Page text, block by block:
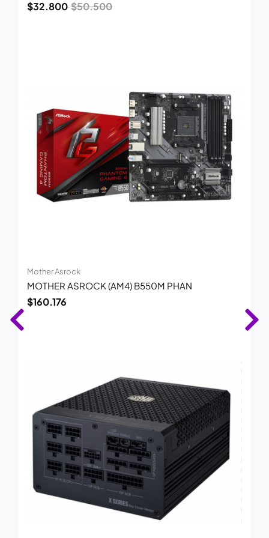
$50.500
$32.800
Mother Asrock
MOTHER ASROCK (AM4) B550M PHAN
$160.176